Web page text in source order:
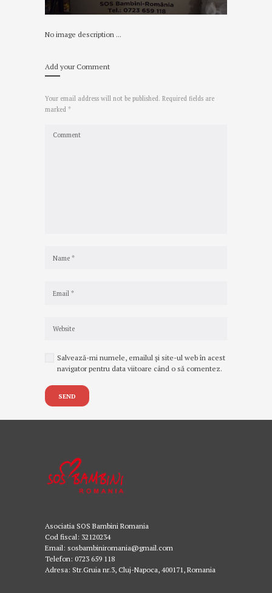
No image description ...
Add your Comment
Your email address will not be published. Required fields are
marked *
Salvează-mi numele, emailul și site-ul web în acest
navigator pentru data viitoare când o să comentez.
Asociatia SOS Bambini Romania
Cod fiscal: 32120234
Email: sosbambiniromania@gmail.com
Telefon: 0723 659 118
Adresa: Str.Gruia nr.3, Cluj-Napoca, 400171, Romania